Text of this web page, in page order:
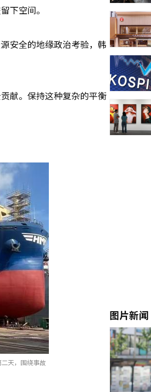
下空间。
安全的地缘政治考验，韩
献。保持这种复杂的平衡
天，围绕事故
图片新闻